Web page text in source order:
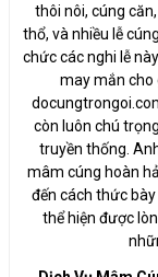
thôi nôi, cúng
thổ, và nhiều lễ
chức các nghi lễ
may mắn cho
còn luôn chú
truyền thống.
mâm cúng hoàn
đến cách thức
thể hiện được